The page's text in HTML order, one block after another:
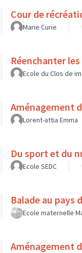
Cour de
Marie Curie
Réenchanter
Ecole du Clos de
Aménagement
Lorent-attia Emma
Du sport et du
Ecole SEDC
Balade au pays
Ecole maternelle
Aménagement